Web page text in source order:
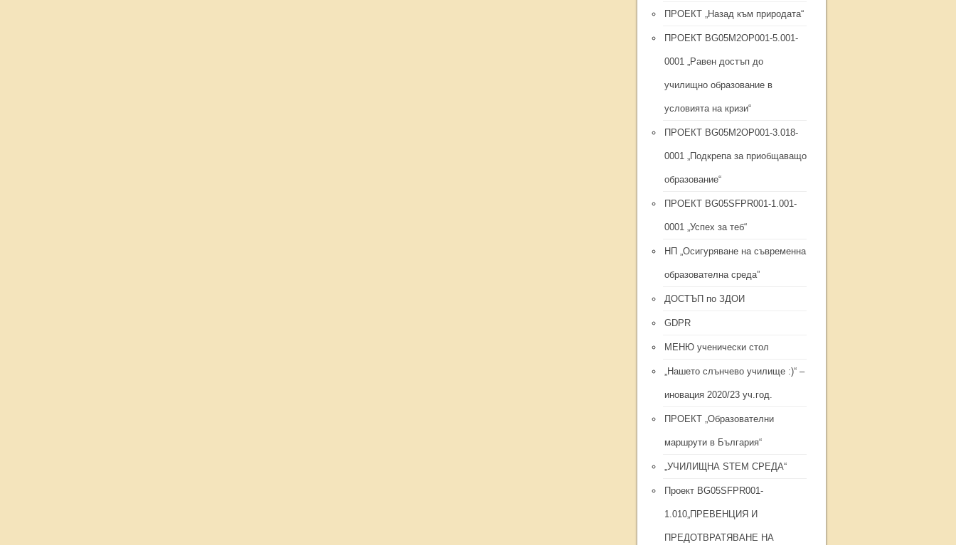
ПРОЕКТ „Назад към природата“
ПРОЕКТ BG05M2OP001-5.001-
0001 „Равен достъп до
училищно образование в
условията на кризи“
ПРОЕКТ BG05M2ОP001-3.018-
0001 „Подкрепа за приобщаващо
образование“
ПРОЕКТ BG05SFPR001-1.001-
0001 „Успех за теб“
НП „Осигуряване на съвременна
образователна среда”
ДОСТЪП по ЗДОИ
GDPR
МЕНЮ ученически стол
„Нашето слънчево училище :)“ –
иновация 2020/23 уч.год.
ПРОЕКТ „Образователни
маршрути в България“
„УЧИЛИЩНА STEM СРЕДА“
Проект BG05SFPR001-
1.010„ПРЕВЕНЦИЯ И
ПРЕДОТВРАТЯВАНЕ НА